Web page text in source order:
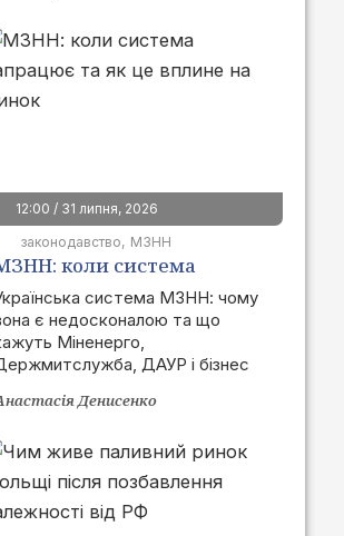
12:00 / 31 липня, 2026
законодавство
МЗНН
коли система
та як це вплине
ринок
система МЗНН: чому
є недосконалою та що
Міненерго,
ДАУР і бізнес
Денисенко